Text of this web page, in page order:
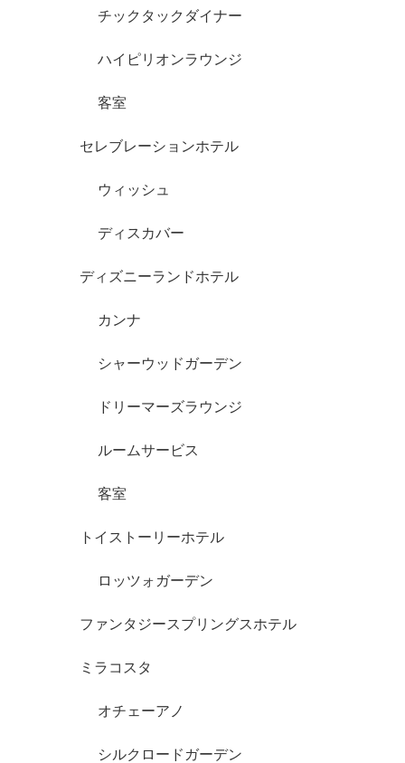
チックタックダイナー
ハイピリオンラウンジ
客室
セレブレーションホテル
ウィッシュ
ディスカバー
ディズニーランドホテル
カンナ
シャーウッドガーデン
ドリーマーズラウンジ
ルームサービス
客室
トイストーリーホテル
ロッツォガーデン
ファンタジースプリングスホテル
ミラコスタ
オチェーアノ
シルクロードガーデン